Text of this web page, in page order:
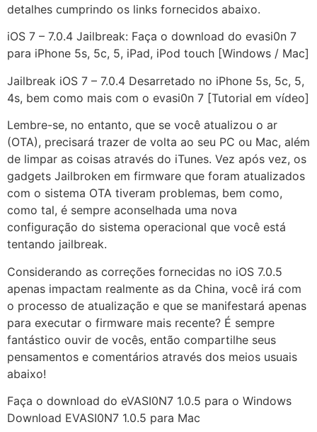
detalhes cumprindo os links fornecidos abaixo.
iOS 7 – 7.0.4 Jailbreak: Faça o download do evasi0n 7
para iPhone 5s, 5c, 5, iPad, iPod touch [Windows / Mac]
Jailbreak iOS 7 – 7.0.4 Desarretado no iPhone 5s, 5c, 5,
4s, bem como mais com o evasi0n 7 [Tutorial em vídeo]
Lembre-se, no entanto, que se você atualizou o ar
(OTA), precisará trazer de volta ao seu PC ou Mac, além
de limpar as coisas através do iTunes. Vez após vez, os
gadgets Jailbroken em firmware que foram atualizados
com o sistema OTA tiveram problemas, bem como,
como tal, é sempre aconselhada uma nova
configuração do sistema operacional que você está
tentando jailbreak.
Considerando as correções fornecidas no iOS 7.0.5
apenas impactam realmente as da China, você irá com
o processo de atualização e que se manifestará apenas
para executar o firmware mais recente? É sempre
fantástico ouvir de vocês, então compartilhe seus
pensamentos e comentários através dos meios usuais
abaixo!
Faça o download do eVASI0N7 1.0.5 para o Windows
Download EVASI0N7 1.0.5 para Mac